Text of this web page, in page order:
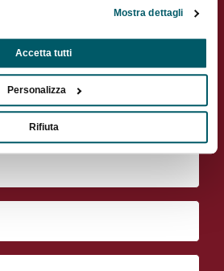
Mostra dettagli
Accetta tutti
Personalizza
Rifiuta